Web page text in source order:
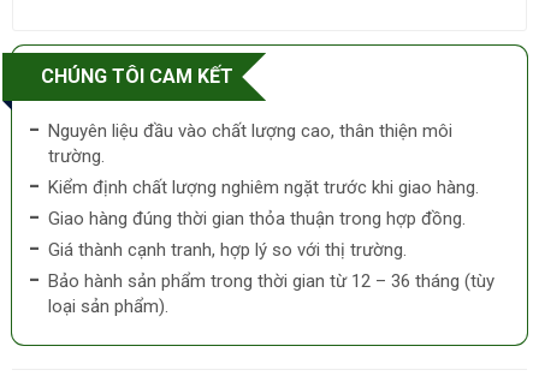
CHÚNG TÔI CAM KẾT
Nguyên liệu đầu vào chất lượng cao, thân thiện môi
trường.
Kiểm định chất lượng nghiêm ngặt trước khi giao hàng.
Giao hàng đúng thời gian thỏa thuận trong hợp đồng.
Giá thành cạnh tranh, hợp lý so với thị trường.
Bảo hành sản phẩm trong thời gian từ 12 – 36 tháng (tùy
loại sản phẩm).